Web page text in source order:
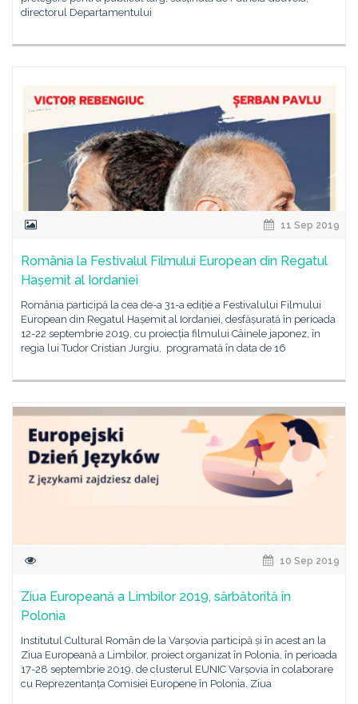
directorul Departamentului
11 Sep 2019
România la Festivalul Filmului European din Regatul
Hașemit al Iordaniei
România participă la cea de-a 31-a ediție a Festivalului Filmului
European din Regatul Hașemit al Iordaniei, desfășurată în perioada
12-22 septembrie 2019, cu proiecția filmului Câinele japonez, în
regia lui Tudor Cristian Jurgiu, programată în data de 16
10 Sep 2019
Ziua Europeană a Limbilor 2019, sărbătorită în
Polonia
Institutul Cultural Român de la Varșovia participă și în acest an la
Ziua Europeană a Limbilor, proiect organizat în Polonia, în perioada
17-28 septembrie 2019, de clusterul EUNIC Varșovia în colaborare
cu Reprezentanța Comisiei Europene în Polonia. Ziua